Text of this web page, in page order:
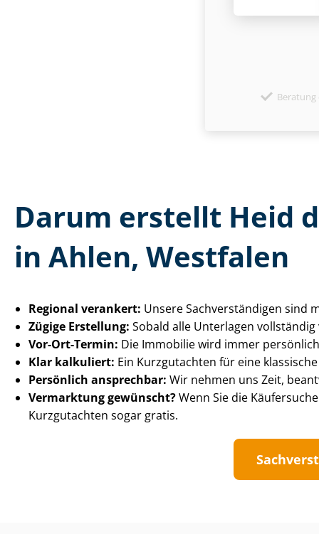
Darum erstellt Heid
in Ahlen, Westfalen
Regional verankert: Unsere Sach­ver­stän­di­gen sind
Zügige Erstellung: Sobald alle Unterlagen
Vor-Ort-Termin: Die Immobilie wird immer
Klar kalkuliert: Ein Kurzgutachten für eine
Persönlich ansprechbar: Wir nehmen uns Zeit,
Vermarktung gewünscht?Wenn Sie die
Kurzgutachten sogar gratis.